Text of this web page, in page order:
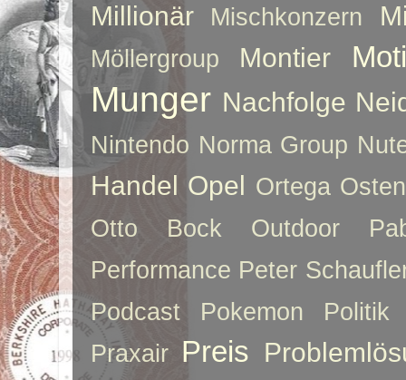
Millionär Mischkonzern
Möllergroup Montier
Munger Nachfolge
Nintendo Norma Group
Handel Opel Ortega Osten
Otto Bock
Outdoor
Performance Peter
Podcast
Pokemon
Politik
Praxair Preis